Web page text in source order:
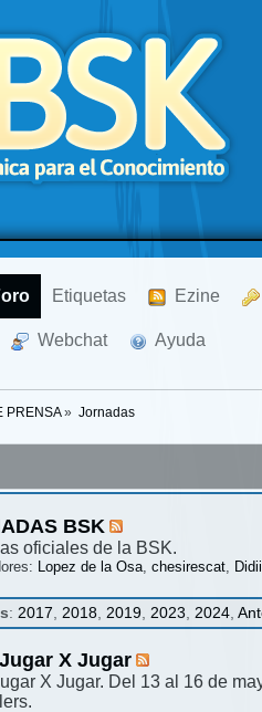
Etiquetas Ezine
Webchat Ayuda
PRENSA» Jornadas
BSK
oficiales de la BSK.
Lopez de la Osa ,chesirescat
: 2017 2018 2019 2023 2024
X Jugar
X Jugar. Del 13 al 16 de